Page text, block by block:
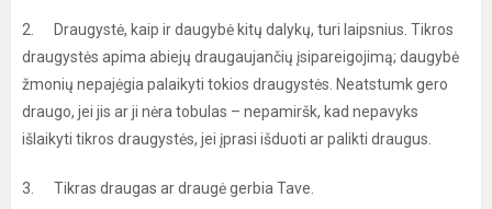
2. Draugystė, kaip ir daugybė kitų dalykų, turi laipsnius. Tikros
draugystės apima abiejų draugaujančių įsipareigojimą; daugybė
žmonių nepajėgia palaikyti tokios draugystės. Neatstumk gero
draugo, jei jis ar ji nėra tobulas – nepamiršk, kad nepavyks
išlaikyti tikros draugystės, jei įprasi išduoti ar palikti draugus.
3. Tikras draugas ar draugė gerbia Tave.